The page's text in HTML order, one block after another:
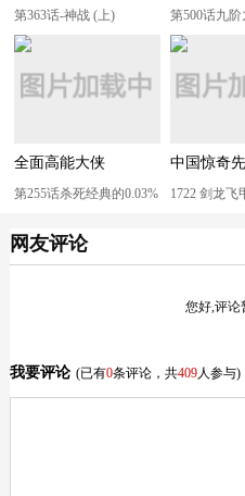
第363话-神战 (上) 第500话九阶
全面高能大侠
第255话杀死经典的0.03%
中国惊奇
1722 剑龙飞
网友评论
您好,评论
我要评论 (已有0条评论，共409人参与)